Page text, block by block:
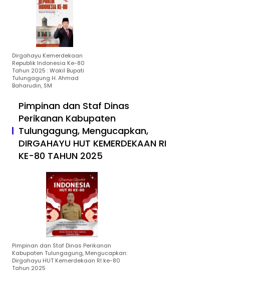
Dirgahayu Kemerdekaan
Republik Indonesia Ke-80
Tahun 2025 : Wakil Bupati
Tulungagung H. Ahmad
Baharudin, SM
Pimpinan dan Staf Dinas
Perikanan Kabupaten
Tulungagung, Mengucapkan,
DIRGAHAYU HUT KEMERDEKAAN RI
KE-80 TAHUN 2025
Pimpinan dan Staf Dinas Perikanan
Kabupaten Tulungagung, Mengucapkan:
Dirgahayu HUT Kemerdekaan RI ke-80
Tahun 2025